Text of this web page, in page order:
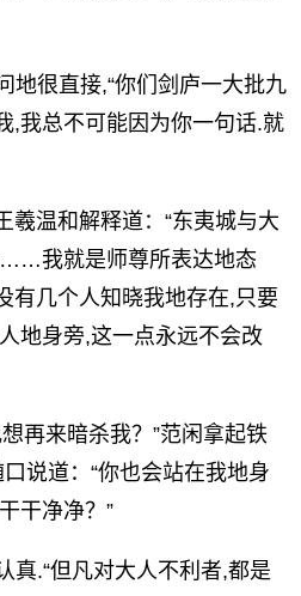
地很直接,“你们剑庐一大批九
,我总不可能因为你一句话.就
温和解释道：“东夷城与大
我就是师尊所表达地态
有几个人知晓我地存在,只要
地身旁,这一点永远不会改
再来暗杀我？”范闲拿起铁
说道：“你也会站在我地身
干净净？”
真.“但凡对大人不利者,都是